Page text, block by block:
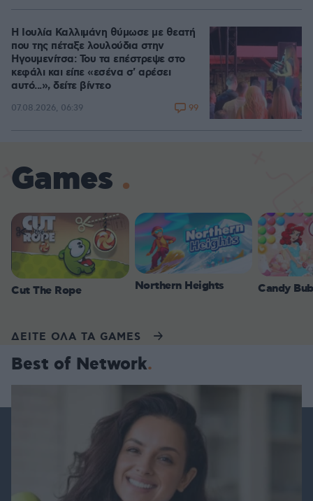
Η Ιουλία Καλλιμάνη θύμωσε με θεατή
που της πέταξε λουλούδια στην
Ηγουμενίτσα: Του τα επέστρεψε στο
κεφάλι και είπε «εσένα σ' αρέσει
αυτό...», δείτε βίντεο
07.08.2026, 06:39 99
Games
Cut The Rope Northern Heights Candy
ΔΕΙΤΕ ΟΛΑ ΤΑ GAMES
Best of Network